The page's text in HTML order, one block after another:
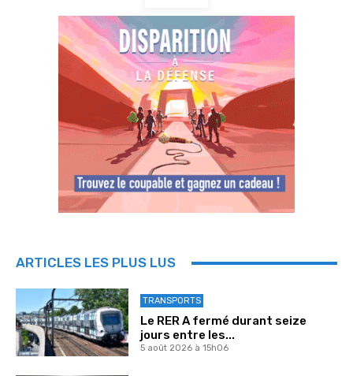
ARTICLES LES PLUS LUS
TRANSPORTS
Le RER A fermé durant seize
jours entre les...
5 août 2026 à 15h06